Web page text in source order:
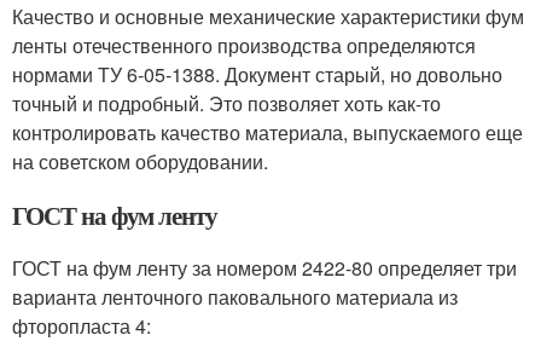
Качество и основные механические характеристики фум
ленты отечественного производства определяются
нормами ТУ 6-05-1388. Документ старый, но довольно
точный и подробный. Это позволяет хоть как-то
контролировать качество материала, выпускаемого еще
на советском оборудовании.
ГОСТ на фум ленту
ГОСТ на фум ленту за номером 2422-80 определяет три
варианта ленточного паковального материала из
фторопласта 4: